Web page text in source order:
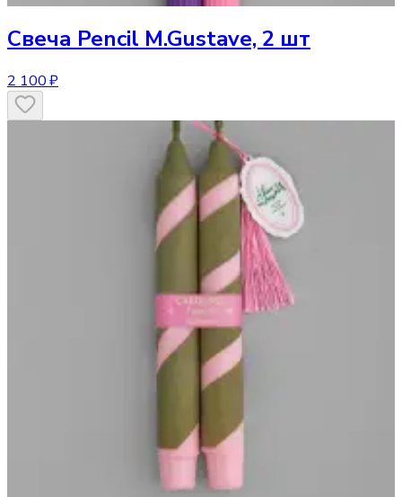
Свеча Pencil M.Gustave, 2 шт
2 100 ₽